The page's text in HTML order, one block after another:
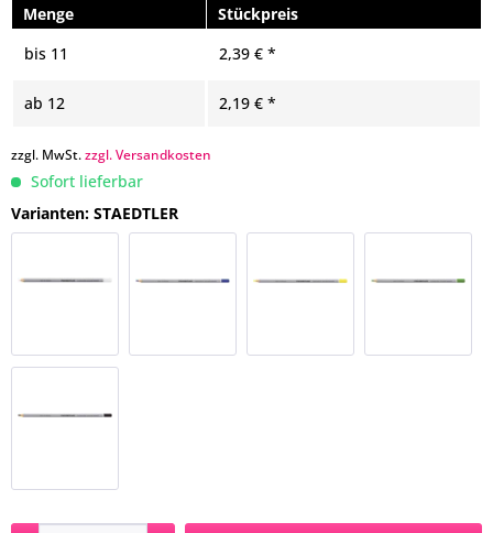
Menge
Stückpreis
bis 11 2,39 € *
ab 12 2,19 € *
zzgl. MwSt.zzgl. Versandkosten
Sofort lieferbar
Varianten: STAEDTLER